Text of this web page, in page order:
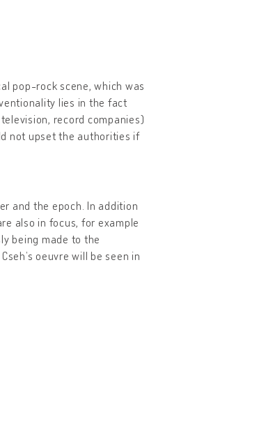
pop-rock scene, which was
lies in the fact
record companies)
not upset the authorities if
and the epoch. In addition
also in focus, for example
being made to the
oeuvre will be seen in